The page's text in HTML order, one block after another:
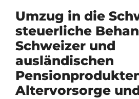
Umzug in die
steuerliche
Schweizer und
ausländischen
Altervorsorge